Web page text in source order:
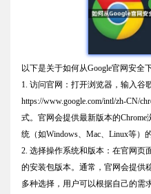
以下是关于如何从Google官网安全
1. 访问官网：打开浏览器，输入谷
https://www.google.com/intl/zh-CN/
式。官网会提供最新版本的
统（如Windows、Mac、Linux等）
2. 选择操作系统和版本：在官网页
的安装包版本。通常，官网会提供
多种选择，用户可以根据自己的需